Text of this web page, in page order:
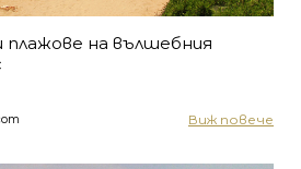
плажове на вълшебния
Виж повече